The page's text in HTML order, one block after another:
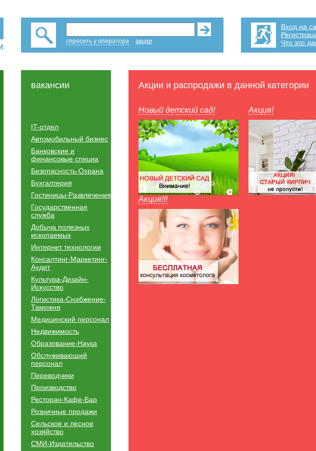
спросить у оператора акции
Вход на
Что это
вакансии
IT-отдел
Автомобильный бизнес
Банковские и
финансовые специа
Безопасность-Охрана
Бухгалтерия
Гостиницы-Развлечения
Государственная
служба
Добыча полезных
ископаемых
Интернет технологии
Консалтинг-Маркетинг-
Аудит
Культура-Дизайн-
Искусство
Логистика-Снабжение-
Таможня
Медицинский персонал
Недвижимость
Образование-Наука
Обслуживающий
персонал
Переводчики
Производство
Ресторан-Кафе-Бар
Розничные продажи
Сельское и лесное
хозяйство
СМИ-Издательство
Акции и распродажи в данной категории
Новый детский сад! Акция!
Акция!!!